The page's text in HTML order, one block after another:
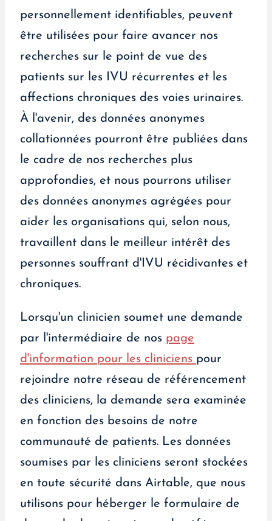
personnellement identifiables, peuvent
être utilisées pour faire avancer nos
recherches sur le point de vue des
patients sur les IVU récurrentes et les
affections chroniques des voies urinaires.
À l'avenir, des données anonymes
collationnées pourront être publiées dans
le cadre de nos recherches plus
approfondies, et nous pourrons utiliser
des données anonymes agrégées pour
aider les organisations qui, selon nous,
travaillent dans le meilleur intérêt des
personnes souffrant d'IVU récidivantes et
chroniques.
Lorsqu'un clinicien soumet une demande
par l'intermédiaire de nos page
d'information pour les cliniciens pour
rejoindre notre réseau de référencement
des cliniciens, la demande sera examinée
en fonction des besoins de notre
communauté de patients. Les données
soumises par les cliniciens seront stockées
en toute sécurité dans Airtable, que nous
utilisons pour héberger le formulaire de